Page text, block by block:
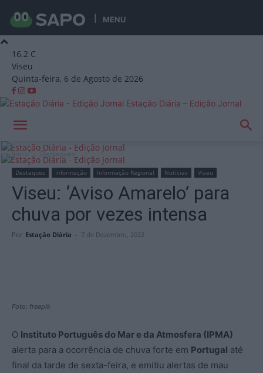
MENU
16.2 C
Viseu
Quinta-feira, 6 de Agosto de 2026
Estação Diária – Edição Jornal
Início Destaques
Destaques Informação Informação Regional Notícias Viseu
Viseu: ‘Aviso Amarelo’ para
chuva por vezes intensa
Por Estação Diária - 7 de Dezembro, 2022
Foto: freepik
O Instituto Português do Mar e da Atmosfera (IPMA)
alerta para a ocorrência de chuva forte em Portugal até
final da tarde de sexta-feira, e emitiu alertas de mau